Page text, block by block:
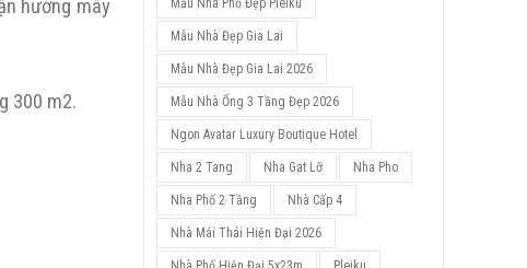
hưởng mây
300 m2.
Mẫu Nhà Phố Đẹp Pleiku
Mẫu Nhà Đẹp Gia Lai
Mẫu Nhà Đẹp Gia Lai 2026
Mẫu Nhà Ống 3 Tầng Đẹp 2026
Ngon Avatar Luxury Boutique Hotel
Nha 2 Tang Nha Gat Lỡ Nha Pho
Nha Phố 2 Tầng Nhà Cấp 4
Nhà Mái Thái Hiện Đại 2026